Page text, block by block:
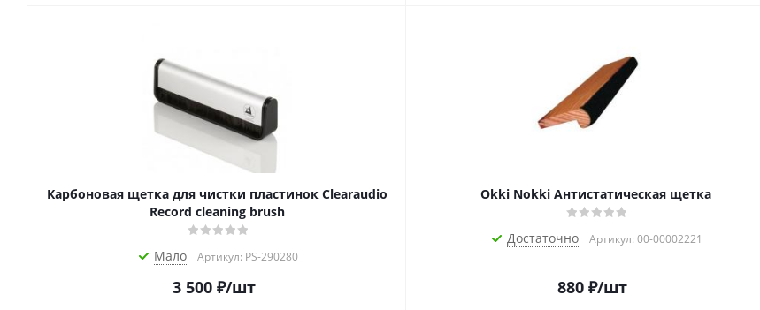
Карбоновая щетка для чистки пластинок Clearaudio
Record cleaning brush
Мало Артикул: PS-290280
3 500₽/шт
Okki Nokki Антистатическая щетка
Достаточно Артикул: 00-00002221
880 ₽/шт